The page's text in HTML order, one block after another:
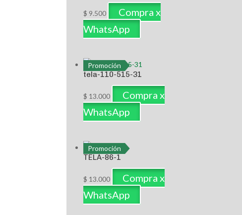
$ 9.500
Compra x
WhatsApp
Promoción
tela-110-515-31
$ 13.000
Compra x
WhatsApp
Promoción
TELA-86-1
$ 13.000
Compra x
WhatsApp